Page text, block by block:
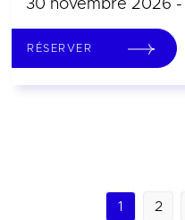
30 novembre 2026
RÉSERVER
1 2